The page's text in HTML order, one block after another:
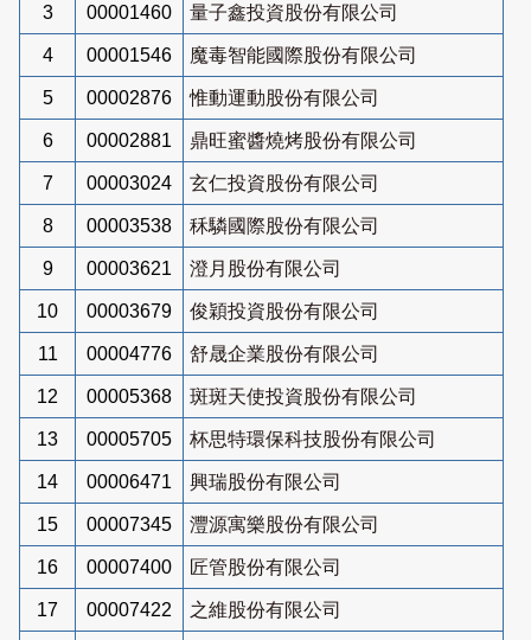
3 00001460 量子鑫投資股份有限公司
4 00001546 魔毒智能國際股份有限公司
5 00002876 惟動運動股份有限公司
6 00002881 鼎旺蜜醬燒烤股份有限公司
7 00003024 玄仁投資股份有限公司
8 00003538 秝驎國際股份有限公司
9 00003621 澄月股份有限公司
10 00003679 俊穎投資股份有限公司
11 00004776 舒晟企業股份有限公司
12 00005368 斑斑天使投資股份有限公司
13 00005705 杯思特環保科技股份有限公司
14 00006471 興瑞股份有限公司
15 00007345 灃源寓樂股份有限公司
16 00007400 匠管股份有限公司
17 00007422 之維股份有限公司